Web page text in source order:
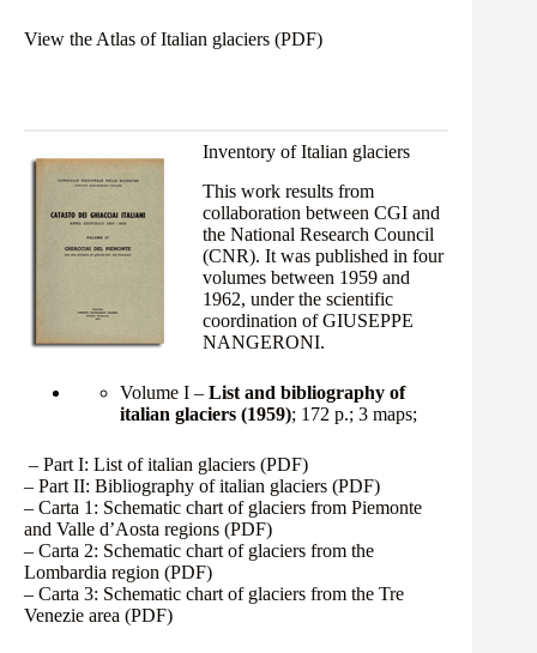
View the Atlas of Italian glaciers (PDF)
Inventory of Italian glaciers
This work results from
collaboration between CGI and
the National Research Council
(CNR). It was published in four
volumes between 1959 and
1962, under the scientific
coordination of GIUSEPPE
NANGERONI.
Volume I – List and bibliography of
italian glaciers (1959); 172 p.; 3 maps;
– Part I: List of italian glaciers (PDF)
– Part II: Bibliography of italian glaciers (PDF)
– Carta 1: Schematic chart of glaciers from Piemonte
and Valle d’Aosta regions (PDF)
– Carta 2: Schematic chart of glaciers from the
Lombardia region (PDF)
– Carta 3: Schematic chart of glaciers from the Tre
Venezie area (PDF)